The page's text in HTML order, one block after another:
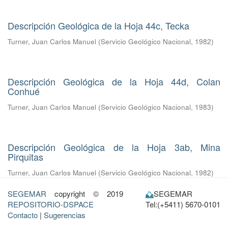
Descripción Geológica de la Hoja 44c, Tecka
Turner, Juan Carlos Manuel (Servicio Geológico Nacional, 1982)
Descripción Geológica de la Hoja 44d, Colan
Conhué
Turner, Juan Carlos Manuel (Servicio Geológico Nacional, 1983)
Descripción Geológica de la Hoja 3ab, Mina
Pirquitas
Turner, Juan Carlos Manuel (Servicio Geológico Nacional, 1982)
SEGEMAR copyright © 2019
REPOSITORIO-DSPACE
Contacto | Sugerencias
SEGEMAR
Tel:(+5411) 5670-0101